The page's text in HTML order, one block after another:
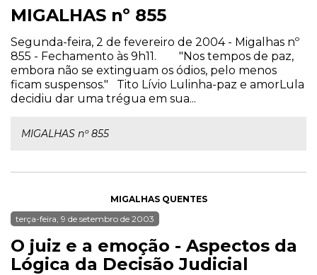
MIGALHAS nº 855
Segunda-feira, 2 de fevereiro de 2004 - Migalhas nº
855 - Fechamento às 9h11. "Nos tempos de paz,
embora não se extinguam os ódios, pelo menos
ficam suspensos." Tito Lívio Lulinha-paz e amorLula
decidiu dar uma trégua em sua...
MIGALHAS nº 855
MIGALHAS QUENTES
terça-feira, 9 de setembro de 2003
O juiz e a emoção - Aspectos da
Lógica da Decisão Judicial